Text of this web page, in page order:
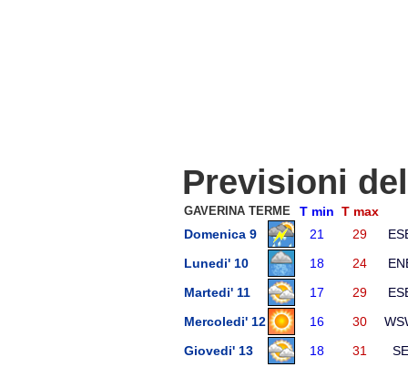
Previsioni
GAVERINA TERME T min T max
Domenica 9
21 29
Lunedi' 10
18 24
Martedi' 11
17 29
Mercoledi' 12
16 30
Giovedi' 13
18 31 SE